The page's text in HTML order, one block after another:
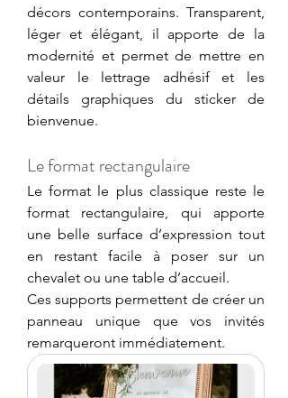
décors contemporains. Transparent,
léger et élégant, il apporte de la
modernité et permet de mettre en
valeur le lettrage adhésif et les
détails graphiques du sticker de
bienvenue.
Le format rectangulaire
Le format le plus classique reste le
format rectangulaire, qui apporte
une belle surface d’expression tout
en restant facile à poser sur un
chevalet ou une table d’accueil.
Ces supports permettent de créer un
panneau unique que vos invités
remarqueront immédiatement.